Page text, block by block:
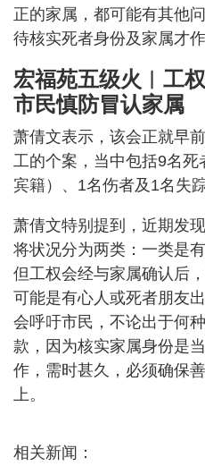
正的家属，都可能有其他
待核实死者身份及家属才作
宏福苑五级火︱工
市民慎防冒认家属
萧倩文表示，该会正就早
工的个案，当中包括9名
宾籍）、1名伤者及1名失踪
萧倩文特别提到，近期发
将状况分为两类：一类是
但工权会经与家属确认后
可能是有心人或死者朋友
会呼吁市民，不论出于何
款，因为核实家属身份是
作，需时甚久，必须确保
上。
相关新闻：